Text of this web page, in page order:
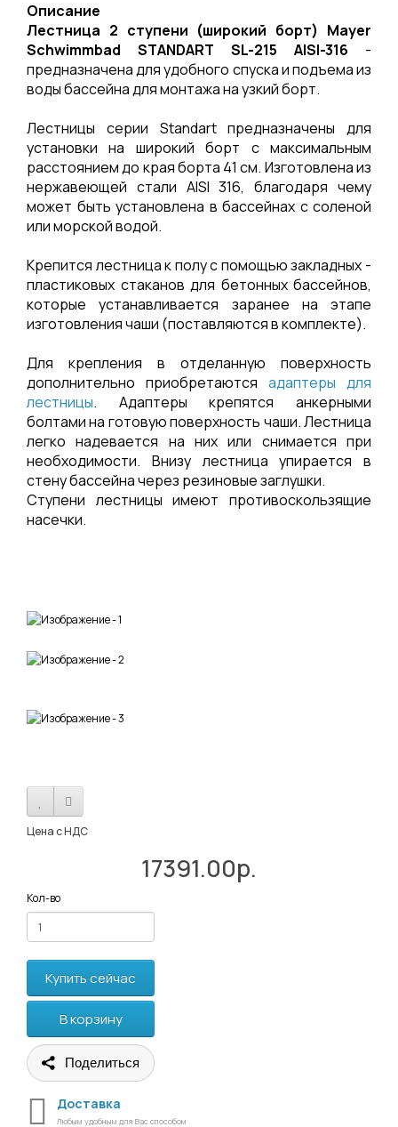
Описание
Лестница 2 ступени (широкий борт) Mayer
Schwimmbad STANDART SL-215 AISI-316 -
предназначена для удобного спуска и подъема из
воды бассейна для монтажа на узкий борт.
Лестницы серии Standart предназначены для
установки на широкий борт с максимальным
расстоянием до края борта 41 см. Изготовлена из
нержавеющей стали AISI 316, благодаря чему
может быть установлена в бассейнах с соленой
или морской водой.
Крепится лестница к полу с помощью закладных -
пластиковых стаканов для бетонных бассейнов,
которые устанавливается заранее на этапе
изготовления чаши (поставляются в комплекте).
Для крепления в отделанную поверхность
дополнительно приобретаются адаптеры для
лестницы. Адаптеры крепятся анкерными
болтами на готовую поверхность чаши. Лестница
легко надевается на них или снимается при
необходимости. Внизу лестница упирается в
стену бассейна через резиновые заглушки.
Ступени лестницы имеют противоскользящие
насечки.
Цена с НДС
17391.00р.
Кол-во
Купить сейчас
В корзину
Поделиться
Доставка
Любым удобным для Вас способом